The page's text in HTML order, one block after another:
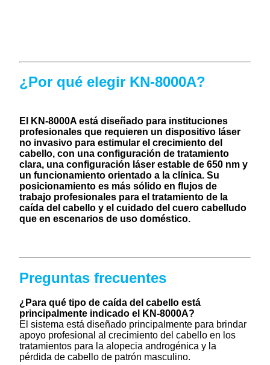
¿Por qué elegir KN-8000A?
El KN-8000A está diseñado para instituciones
profesionales que requieren un dispositivo láser
no invasivo para estimular el crecimiento del
cabello, con una configuración de tratamiento
clara, una configuración láser estable de 650 nm y
un funcionamiento orientado a la clínica. Su
posicionamiento es más sólido en flujos de
trabajo profesionales para el tratamiento de la
caída del cabello y el cuidado del cuero cabelludo
que en escenarios de uso doméstico.
Preguntas frecuentes
¿Para qué tipo de caída del cabello está
principalmente indicado el KN-8000A?
El sistema está diseñado principalmente para brindar
apoyo profesional al crecimiento del cabello en los
tratamientos para la alopecia androgénica y la
pérdida de cabello de patrón masculino.